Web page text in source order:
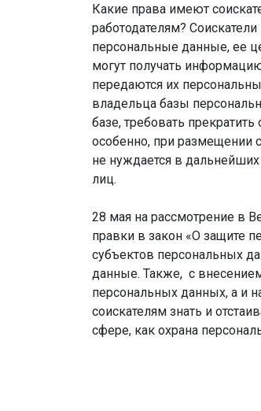
Какие права имеют
работодателям?
персональные данные, ее
могут получать
передаются их
владельца базы
базе, требовать
особенно, при размещении
не нуждается в
лиц.
28 мая на рассмотрение в
правки в закон «О защите
субъектов персональных
данные. Также, с
персональных данных, а и
соискателям знать и
сфере, как охрана